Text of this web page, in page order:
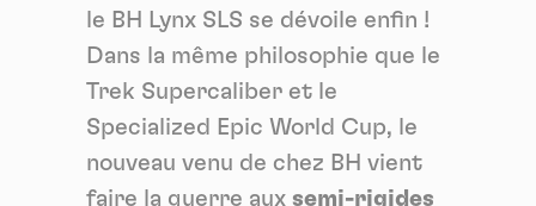
le BH Lynx SLS se dévoile enfin !
Dans la même philosophie que le
Trek Supercaliber et le
Specialized Epic World Cup, le
nouveau venu de chez BH vient
faire la guerre aux semi-rigides